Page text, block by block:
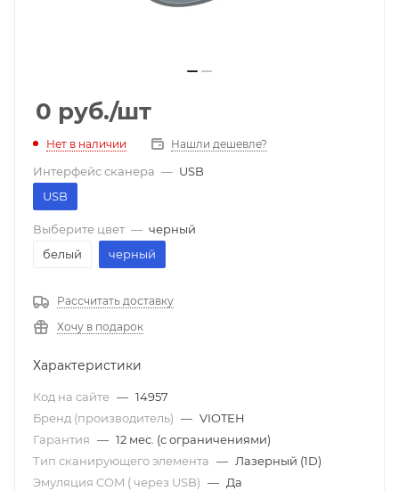
0 руб./шт
Нет в наличии Нашли дешевле?
Интерфейс сканера — USB
USB
Выберите цвет — черный
белый
черный
Рассчитать доставку
Хочу в подарок
Характеристики
Код на сайте — 14957
Бренд (производитель) — VIOTEH
Гарантия — 12 мес. (с ограничениями)
Тип сканирующего элемента — Лазерный (1D)
Эмуляция COM ( через USB) — Да